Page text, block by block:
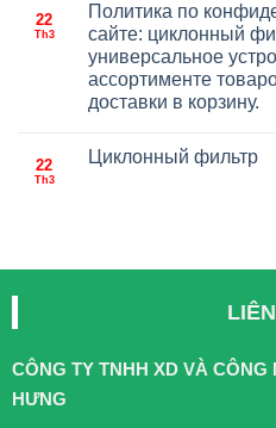
22
Th3
Политика по
сайте: циклонный
универсальное
ассортименте
доставки в корзину.
22
Th3
Циклонный фильтр
CÔNG TY TNHH XD VÀ
HƯNG